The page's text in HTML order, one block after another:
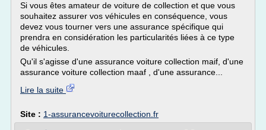
Si vous êtes amateur de voiture de collection et que vous
souhaitez assurer vos véhicules en conséquence, vous
devez vous tourner vers une assurance spécifique qui
prendra en considération les particularités liées à ce type
de véhicules.
Qu'il s'agisse d'une assurance voiture collection maif, d'une
assurance voiture collection maaf , d'une assurance...
Lire la suite
Site : 1-assurancevoiturecollection.fr